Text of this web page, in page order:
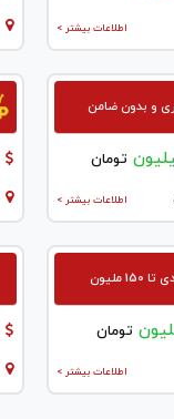
اطلاعات بیشتر >
و بدون ضامن
تومان
اطلاعات بیشتر >
ملیون
تومان
اطلاعات بیشتر >